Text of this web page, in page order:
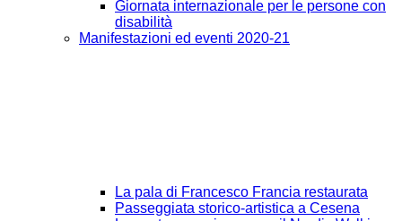
Giornata internazionale per le persone con
disabilità
Manifestazioni ed eventi 2020-21
La pala di Francesco Francia restaurata
Passeggiata storico-artistica a Cesena